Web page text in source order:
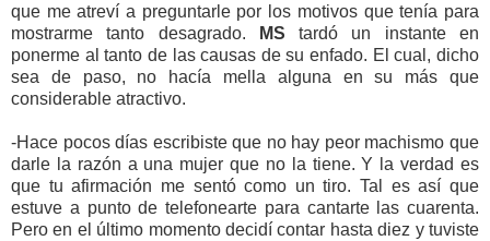
que me atreví a preguntarle por los motivos que tenía para
mostrarme tanto desagrado.
MS tardó un instante en
ponerme al tanto de las causas de su enfado. El cual, dicho
sea de paso, no hacía mella alguna en su más que
considerable atractivo.
-Hace pocos días escribiste que no hay peor machismo que
darle la razón a una mujer que no la tiene. Y la verdad es
que tu afirmación me sentó como un tiro. Tal es así que
estuve a punto de telefonearte para cantarte las cuarenta.
Pero en el último momento decidí contar hasta diez y tuviste